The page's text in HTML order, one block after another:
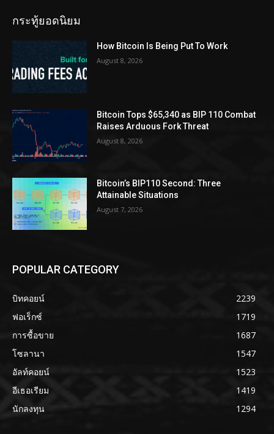
กระทู้ยอดนิยม
How Bitcoin Is Being Put To Work
August 8, 2026
Bitcoin Tops $65,340 as BIP 110 Combat
Raises Arduous Fork Threat
August 8, 2026
Bitcoin’s BIP110 Second: Three
Attainable Situations
August 7, 2026
POPULAR CATEGORY
บิทคอยน์
2239
ฟอเร็กซ์
1719
การซื้อขาย
1687
โซลานา
1547
อัลท์คอยน์
1523
อีเธอเรียม
1419
นักลงทุน
1294